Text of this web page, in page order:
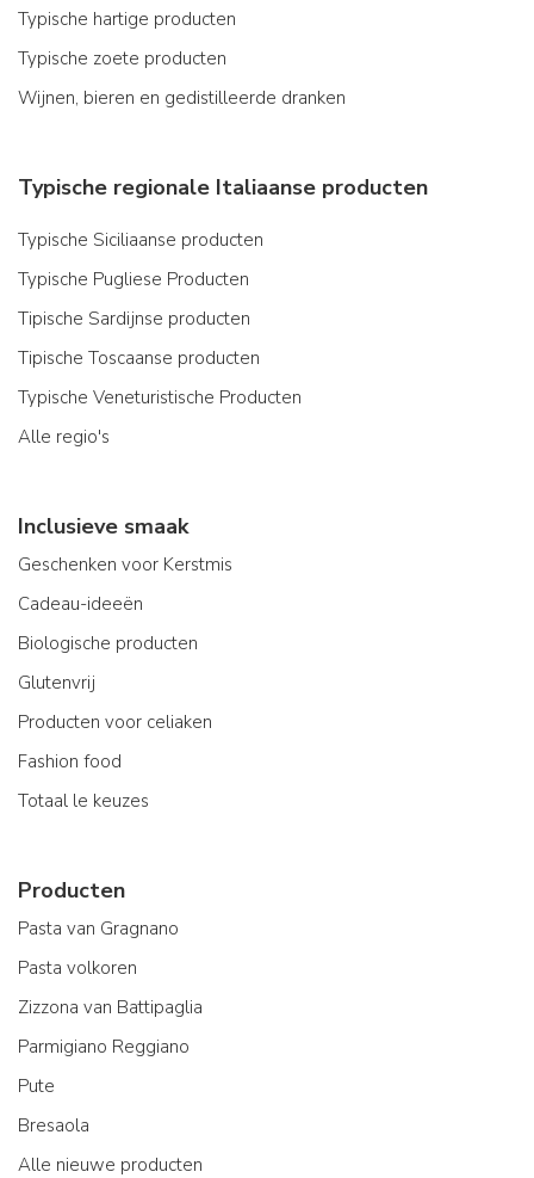
Typische hartige producten
Typische zoete producten
Wijnen, bieren en gedistilleerde dranken
Typische regionale Italiaanse producten
Typische Siciliaanse producten
Typische Pugliese Producten
Tipische Sardijnse producten
Tipische Toscaanse producten
Typische Veneturistische Producten
Alle regio's
Inclusieve smaak
Geschenken voor Kerstmis
Cadeau-ideeën
Biologische producten
Glutenvrij
Producten voor celiaken
Fashion food
Totaal le keuzes
Producten
Pasta van Gragnano
Pasta volkoren
Zizzona van Battipaglia
Parmigiano Reggiano
Pute
Bresaola
Alle nieuwe producten